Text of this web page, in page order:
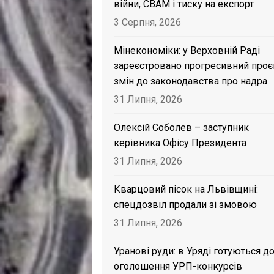
війни, CBAM і тиску на експорт
3 Серпня, 2026
Мінекономіки: у Верховній Раді
зареєстровано прогресивний
змін до законодавства про надра
31 Липня, 2026
Олексій Соболев – заступник
керівника Офісу Президента
31 Липня, 2026
Кварцовий пісок на Львівщині:
спецдозвіл продали зі змовою
31 Липня, 2026
Уранові руди: в Уряді готуються до
оголошення УРП-конкурсів